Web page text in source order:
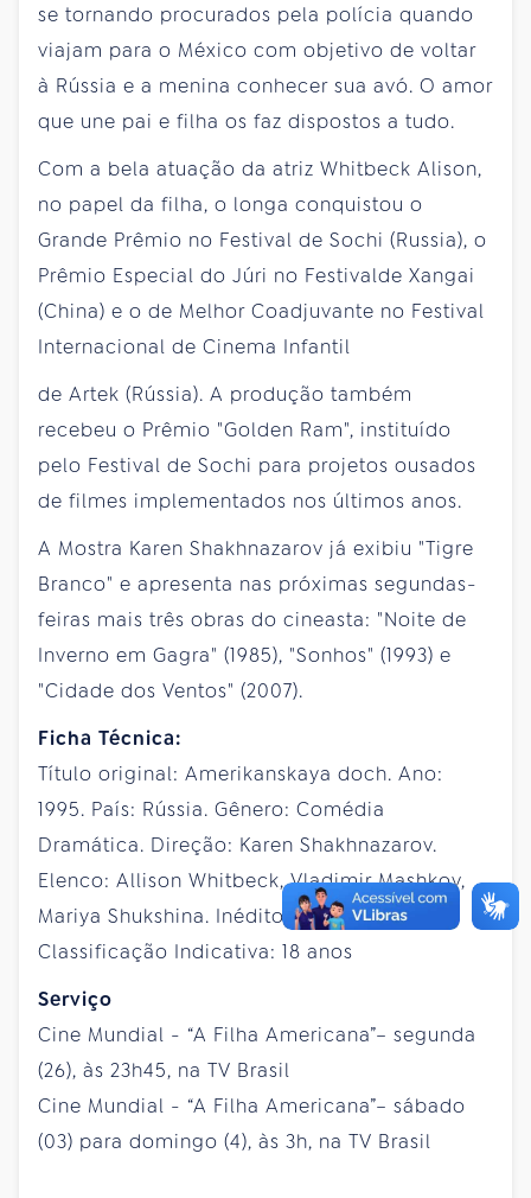
se tornando procurados pela polícia quando
viajam para o México com objetivo de voltar
à Rússia e a menina conhecer sua avó. O amor
que une pai e filha os faz dispostos a tudo.
Com a bela atuação da atriz Whitbeck Alison,
no papel da filha, o longa conquistou o
Grande Prêmio no Festival de Sochi (Russia), o
Prêmio Especial do Júri no Festivalde Xangai
(China) e o de Melhor Coadjuvante no Festival
Internacional de Cinema Infantil
de Artek (Rússia). A produção também
recebeu o Prêmio "Golden Ram", instituído
pelo Festival de Sochi para projetos ousados
de filmes implementados nos últimos anos.
A Mostra Karen Shakhnazarov já exibiu "Tigre
Branco" e apresenta nas próximas segundas-
feiras mais três obras do cineasta: "Noite de
Inverno em Gagra" (1985), "Sonhos" (1993) e
"Cidade dos Ventos" (2007).
Ficha Técnica:
Título original: Amerikanskaya doch. Ano:
1995. País: Rússia. Gênero: Comédia
Dramática. Direção: Karen Shakhnazarov.
Elenco: Allison Whitbeck, Vladimir Mashkov,
Mariya Shukshina. Inédito. 93 minutos.
Classificação Indicativa: 18 anos
Serviço
Cine Mundial - “A Filha Americana”– segunda
(26), às 23h45, na TV Brasil
Cine Mundial - “A Filha Americana”– sábado
(03) para domingo (4), às 3h, na TV Brasil